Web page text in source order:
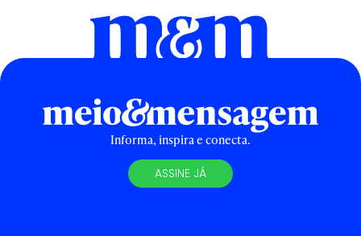
Informa, inspira e conecta.
ASSINE JÁ